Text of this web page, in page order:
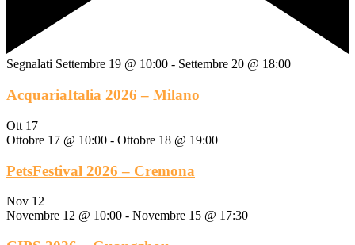
Segnalati Settembre 19 @ 10:00 - Settembre 20 @ 18:00
AcquariaItalia 2026 – Milano
Ott 17
Ottobre 17 @ 10:00 - Ottobre 18 @ 19:00
PetsFestival 2026 – Cremona
Nov 12
Novembre 12 @ 10:00 - Novembre 15 @ 17:30